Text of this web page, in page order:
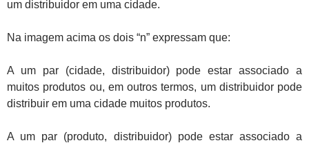
um distribuidor em uma cidade.
Na imagem acima os dois “n” expressam que:
A um par (cidade, distribuidor) pode estar associado a
muitos produtos ou, em outros termos, um distribuidor pode
distribuir em uma cidade muitos produtos.
A um par (produto, distribuidor) pode estar associado a